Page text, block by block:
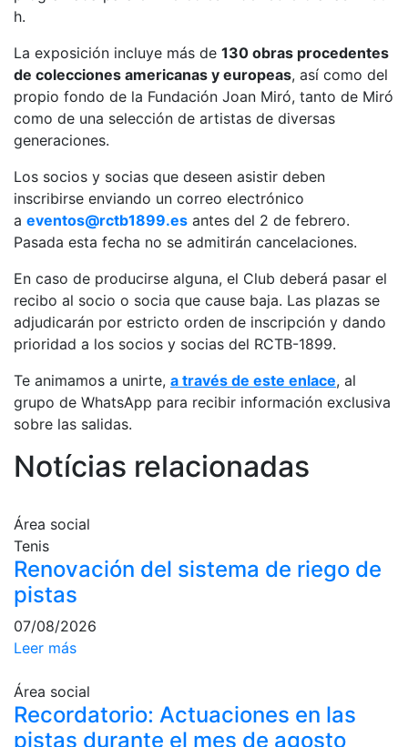
Servicios
Preguntas
Frecuentes
(FAQs)
Trabaja con
nosotros
Área deportiva
Tenis
Escuela de
tenis
Next Gen
Palmarés
equipos
Leyendas
Jugadores
profesionales
Competiciones
Campeonato
Cuadros de
Cuadro de
Honor
Histórico del
Campeonato
Social
Fotos
Normativa
h.
La exposición incluye más de 130 obras procedentes
de colecciones americanas y europeas, así como del
propio fondo de la Fundación Joan Miró, tanto de Miró
como de una selección de artistas de diversas
generaciones.
Los socios y socias que deseen asistir deben
inscribirse enviando un correo electrónico
a eventos@rctb1899.es antes del 2 de febrero.
Pasada esta fecha no se admitirán cancelaciones.
En caso de producirse alguna, el Club deberá pasar el
recibo al socio o socia que cause baja. Las plazas se
adjudicarán por estricto orden de inscripción y dando
prioridad a los socios y socias del RCTB-1899.
Te animamos a unirte, a través de este enlace, al
grupo de WhatsApp para recibir información exclusiva
sobre las salidas.
Notícias relacionadas
Área social
Tenis
Renovación del sistema de riego de
pistas
07/08/2026
Leer más
Área social
Recordatorio: Actuaciones en las
pistas durante el mes de agosto